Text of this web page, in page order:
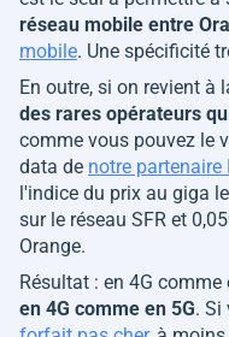
réseau mobile entre
mobile. Une spécificité
En outre, si on revient à
des rares opérateurs
comme vous pouvez le
data de notre partenaire
l'indice du prix au giga
sur le réseau SFR et
Orange.
Résultat : en 4G comme
en 4G comme en 5G. Si